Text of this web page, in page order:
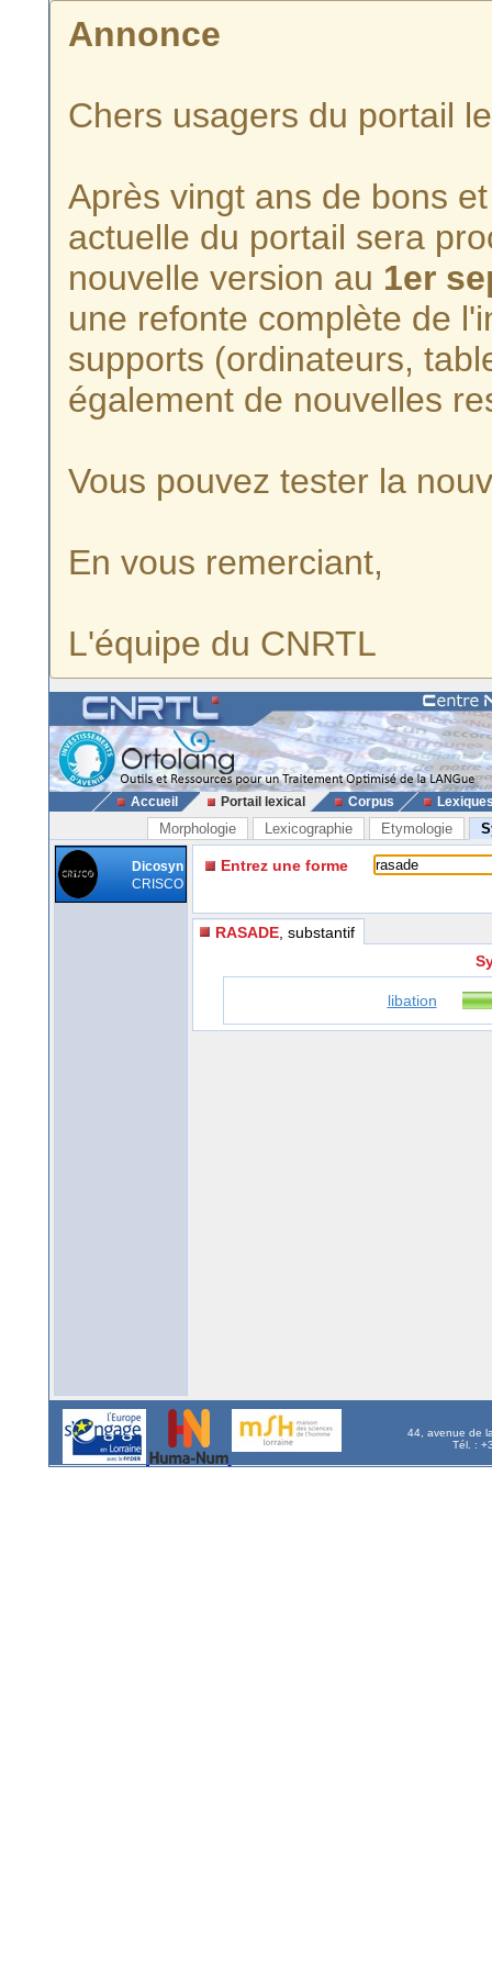
Annonce
Chers usagers du portail
Après vingt ans de bons
actuelle du portail sera
nouvelle version au 1er
une refonte complète de
supports (ordinateurs,
également de nouvelles
Vous pouvez tester la
En vous remerciant,
L'équipe du CNRTL
Accueil Portail lexical Corpus
Morphologie Lexicographie Etymologie
Dicosyn
CRISCO
Entrez une forme
RASADE , substantif
libation
44, avenue de
Tél. :